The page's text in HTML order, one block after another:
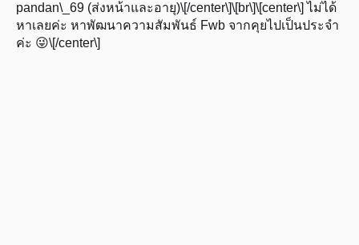
pandan\_69 (ส่งหน้าและอายุ)\[/center\]\[br\]\[center\] ไม่ได้
หาเลยค่ะ หาพัฒนาความสัมพันธ์ Fwb จากคุยไปเป็นประจำ
ค่ะ 😜\[/center\]